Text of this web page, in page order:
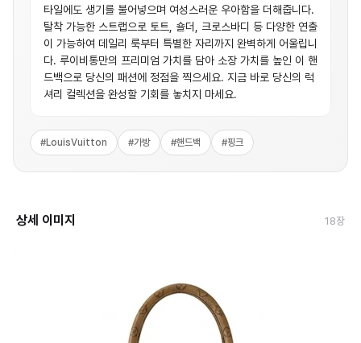
타일에도 생기를 불어넣으며 여성스러운 우아함을 더해줍니다.
탈착 가능한 스트랩으로 토트, 숄더, 크로스바디 등 다양한 연출
이 가능하여 데일리 룩부터 특별한 자리까지 완벽하게 어울립니
다. 루이비통만의 프리미엄 가치를 담아 소장 가치를 높인 이 핸
드백으로 당신의 패션에 정점을 찍으세요. 지금 바로 당신의 럭
셔리 컬렉션을 완성할 기회를 놓치지 마세요.
#LouisVuitton #가방 #핸드백 #핑크
상세 이미지 18장